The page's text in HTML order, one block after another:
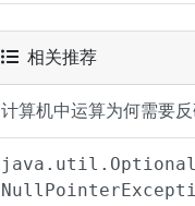
相关推荐
计算机中运算为何需要